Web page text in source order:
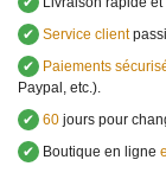
✔ Service client
✔
Paiements
Paypal, etc.).
✔ 60 jours pour
✔
Boutique en ligne